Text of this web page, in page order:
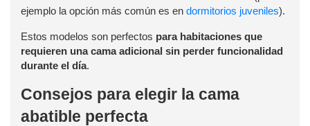
ejemplo la opción más común es en dormitorios juveniles).
Estos modelos son perfectos para habitaciones que
requieren una cama adicional sin perder funcionalidad
durante el día.
Consejos para elegir la cama
abatible perfecta